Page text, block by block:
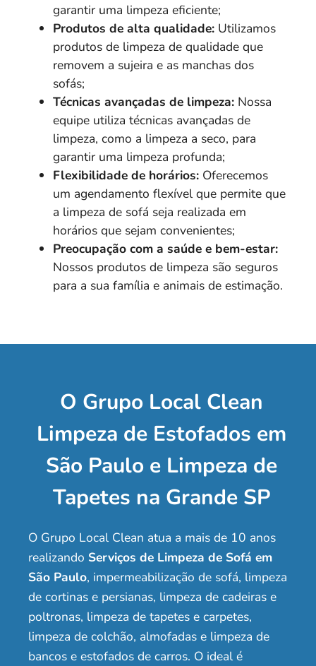
garantir uma limpeza eficiente;
Produtos de alta qualidade: Utilizamos
produtos de limpeza de qualidade que
removem a sujeira e as manchas dos
sofás;
Técnicas avançadas de limpeza: Nossa
equipe utiliza técnicas avançadas de
limpeza, como a limpeza a seco, para
garantir uma limpeza profunda;
Flexibilidade de horários: Oferecemos
um agendamento flexível que permite que
a limpeza de sofá seja realizada em
horários que sejam convenientes;
Preocupação com a saúde e bem-estar:
Nossos produtos de limpeza são seguros
para a sua família e animais de estimação.
O Grupo Local Clean
Limpeza de Estofados em
São Paulo e Limpeza de
Tapetes na Grande SP
O Grupo Local Clean atua a mais de 10 anos
realizando Serviços de Limpeza de Sofá em
São Paulo, impermeabilização de sofá, limpeza
de cortinas e persianas, limpeza de cadeiras e
poltronas, limpeza de tapetes e carpetes,
limpeza de colchão, almofadas e limpeza de
bancos e estofados de carros. O ideal é